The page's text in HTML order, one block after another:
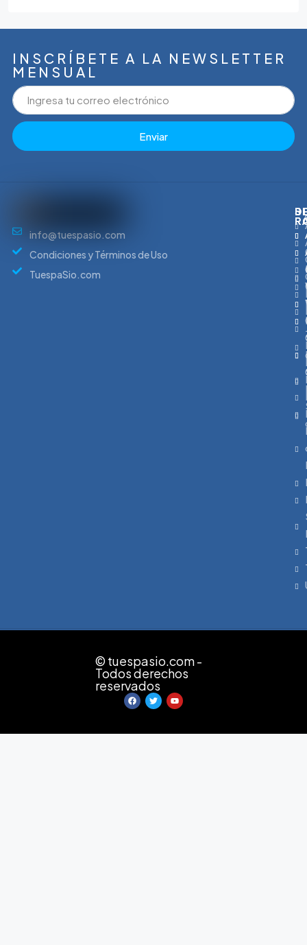
INSCRÍBETE A LA NEWSLETTER
MENSUAL
Enviar
info@tuespasio.com
Condiciones y Términos de Uso
TuespaSio.com
© tuespasio.com -
Todos derechos
reservados